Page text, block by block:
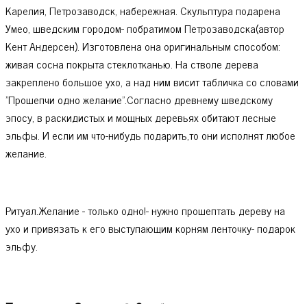
Карелия, Петрозаводск, набережная. Скульптура подарена
Умео, шведским городом- побратимом Петрозаводска(автор
Кент Андерсен). Изготовлена она оригинальным способом:
живая сосна покрыта стеклотканью. На стволе дерева
закреплено большое ухо, а над ним висит табличка со словами
"Прошепчи одно желание".Согласно древнему шведскому
эпосу, в раскидистых и мощных деревьях обитают лесные
эльфы. И если им что-нибудь подарить,то они исполнят любое
желание.
Ритуал.Желание - только одно!- нужно прошептать дереву на
ухо и привязать к его выступающим корням ленточку- подарок
эльфу.